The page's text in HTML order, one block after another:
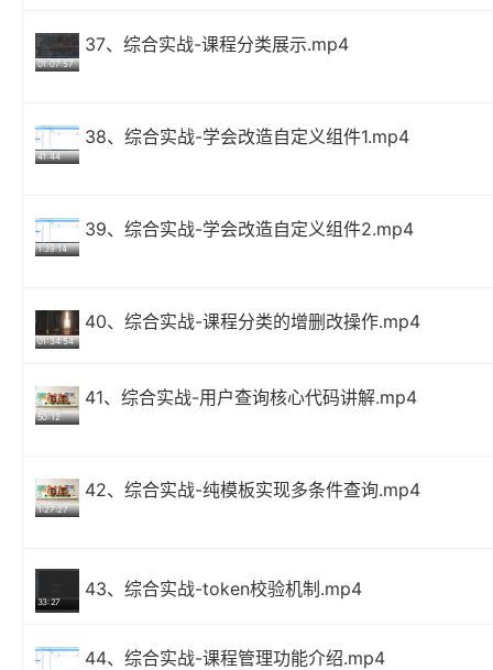
01:07:57
37、综合实战-课程分类展示.mp4
41:44
38、综合实战-学会改造自定义组件1.mp4
1:39:14
39、综合实战-学会改造自定义组件2.mp4
01:34:54
40、综合实战-课程分类的增删改操作.mp4
50:12
41、综合实战-用户查询核心代码讲解.mp4
1:27:27
42、综合实战-纯模板实现多条件查询.mp4
33:27
43、综合实战-token校验机制.mp4
44、综合实战-课程管理功能介绍.mp4